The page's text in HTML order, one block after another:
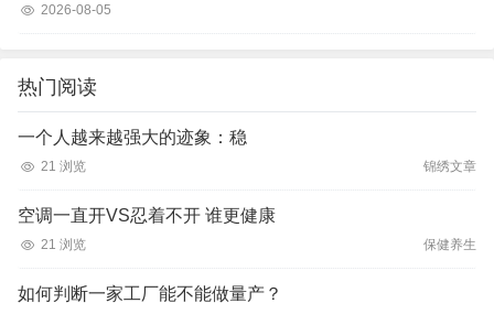
2026-08-05
热门阅读
一个人越来越强大的迹象：稳
21 浏览 锦绣文章
空调一直开VS忍着不开 谁更健康
21 浏览 保健养生
如何判断一家工厂能不能做量产？